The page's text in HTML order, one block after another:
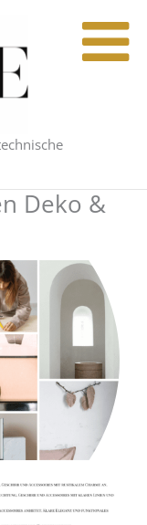
Deko &